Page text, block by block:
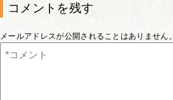
コメントを残す
メールアドレスが公開されることはありません。